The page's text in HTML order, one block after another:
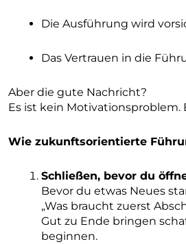
Die Ausführung wird
Das Vertrauen in die
Aber die gute Nachricht?
Es ist kein
Wie zukunftsorientierte
Schließen, bevor du
Bevor du etwas Neues
„Was braucht zuerst
Gut zu Ende bringen
beginnen.